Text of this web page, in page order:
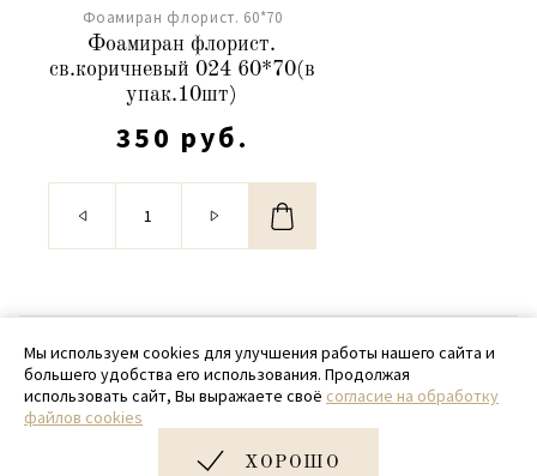
Фоамиран флорист. 60*70
Фоамиран флорист.
св.коричневый 024 60*70(в
упак.10шт)
350 руб.
© 2020 - 2026 SamPack
+ 7 (918) 699-97-87
zakaz@sampack.store
Мы используем cookies для улучшения работы нашего сайта и
большего удобства его использования. Продолжая
использовать сайт, Вы выражаете своё согласие на обработку
файлов cookies
ХОРОШО